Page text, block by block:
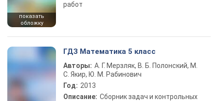
показать
обложку
работ
ГДЗ Математика 5 класс
Авторы: А. Г. Мерзляк, В. Б. Полонский, М.
С. Якир, Ю. М. Рабинович
Год: 2013
Описание: Сборник задач и контрольных